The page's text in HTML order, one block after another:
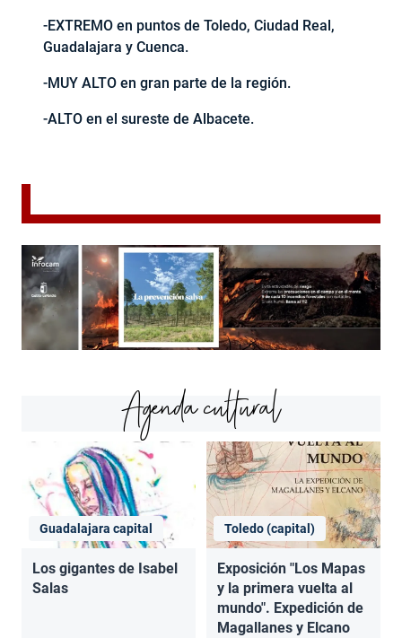
-EXTREMO en puntos de Toledo, Ciudad Real,
Guadalajara y Cuenca.
-MUY ALTO en gran parte de la región.
-ALTO en el sureste de Albacete.
Agenda cultural
Guadalajara capital
Los gigantes de Isabel
Salas
Toledo (capital)
Exposición "Los Mapas
y la primera vuelta al
mundo". Expedición de
Magallanes y Elcano